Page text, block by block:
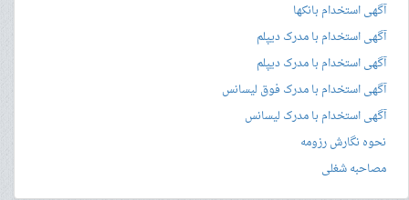
آگهی استخدام بانکها
آگهی استخدام با مدرک دیپلم
آگهی استخدام با مدرک دیپلم
آگهی استخدام با مدرک فوق لیسانس
آگهی استخدام با مدرک لیسانس
نحوه نگارش رزومه
مصاحبه شغلی